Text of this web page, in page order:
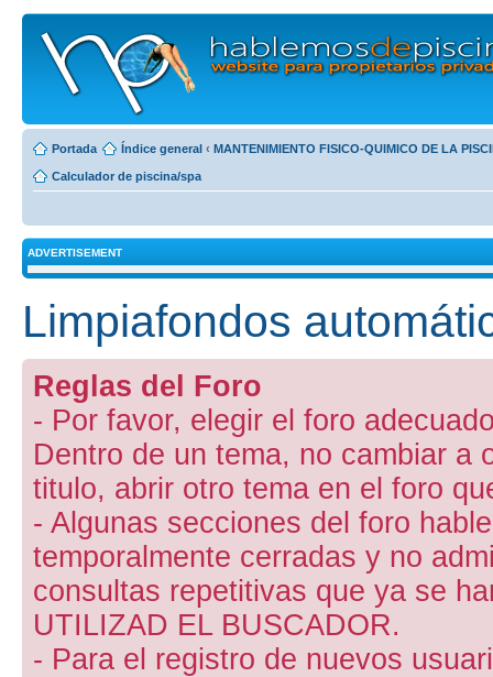
Portada Índice general ‹ MANTENIMIENTO FISICO-QUIMICO DE LA
Calculador de piscina/spa
ADVERTISEMENT
Limpiafondos
Reglas del Foro
- Por favor, elegir el foro
Dentro de un tema, no cambiar a
titulo, abrir otro tema en el foro
- Algunas secciones del foro
temporalmente cerradas y no
consultas repetitivas que ya se
UTILIZAD EL BUSCADOR.
- Para el registro de nuevos